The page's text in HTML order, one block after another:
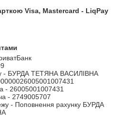
Visa, Mastercard - LiqPay
- БУРДА ТЕТЯНА ВАСИЛІВНА
- 26005001007431
- 2749005707
- Поповнення рахунку БУРДА